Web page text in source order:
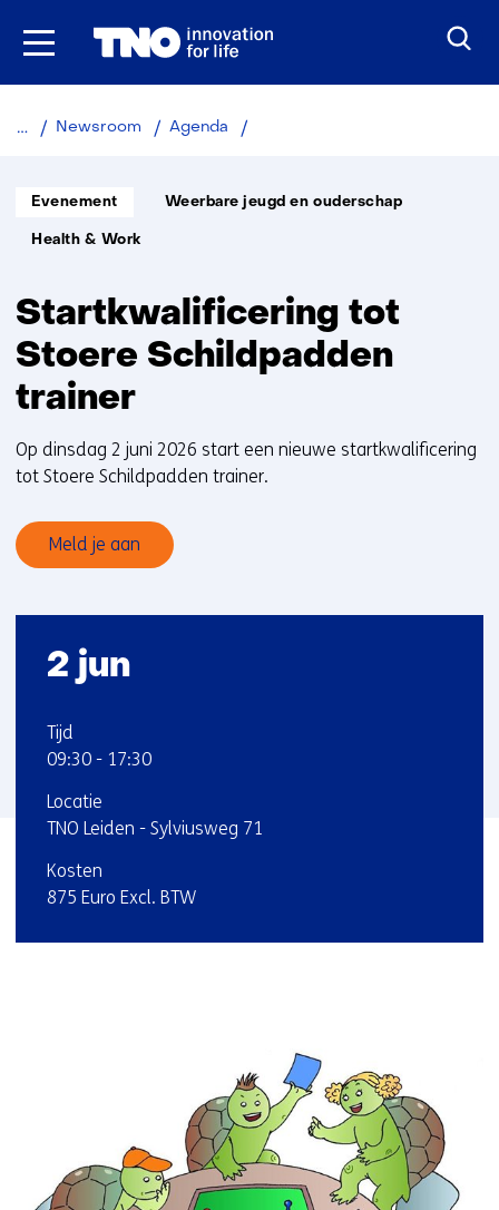
Ga
Newsroom Agenda
Schildpadden
Informatietype:
Evenement
Thema:
Weerbare jeugd en ouderschap
Unit:
Health & Work
Startkwalificering tot
Stoere Schildpadden
trainer
Op dinsdag 2 juni 2026 start een nieuwe startkwalificering
tot Stoere Schildpadden trainer.
Meld je aan
Startdatum
:2 jun
Tijd
09:30 - 17:30
Locatie
TNO Leiden - Sylviusweg 71
Kosten
875 Euro Excl. BTW